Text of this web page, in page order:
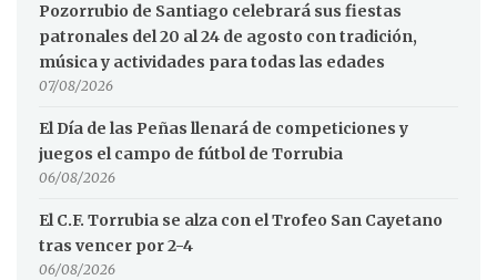
Pozorrubio de Santiago celebrará sus fiestas
patronales del 20 al 24 de agosto con tradición,
música y actividades para todas las edades
07/08/2026
El Día de las Peñas llenará de competiciones y
juegos el campo de fútbol de Torrubia
06/08/2026
El C.F. Torrubia se alza con el Trofeo San Cayetano
tras vencer por 2-4
06/08/2026